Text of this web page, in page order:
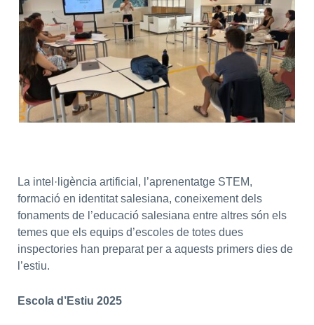
La intel·ligència artificial, l’aprenentatge STEM,
formació en identitat salesiana, coneixement dels
fonaments de l’educació salesiana entre altres són els
temes que els equips d’escoles de totes dues
inspectories han preparat per a aquests primers dies de
l’estiu.
Escola d’Estiu 2025